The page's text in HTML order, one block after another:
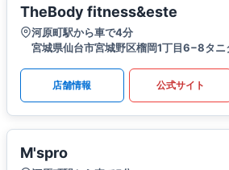
TheBody fitness&este
河原町駅から車で4分
宮城県仙台市宮城野区榴岡1丁目6−8タニ
店舗情報 公式サイト
M'spro